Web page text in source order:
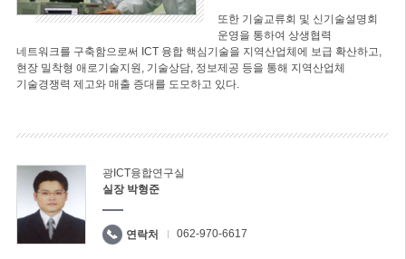
또한 기술교류회 및 신기술설명회
운영을 통하여 상생협력
네트워크를 구축함으로써 ICT 융합 핵심기술을 지역산업체에 보급 확산하고,
현장 밀착형 애로기술지원, 기술상담, 정보제공 등을 통해 지역산업체
기술경쟁력 제고와 매출 증대를 도모하고 있다.
광ICT융합연구실
실장 박형준
연락처 062-970-6617